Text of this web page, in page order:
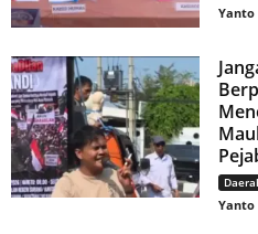
Yanto
Yanto